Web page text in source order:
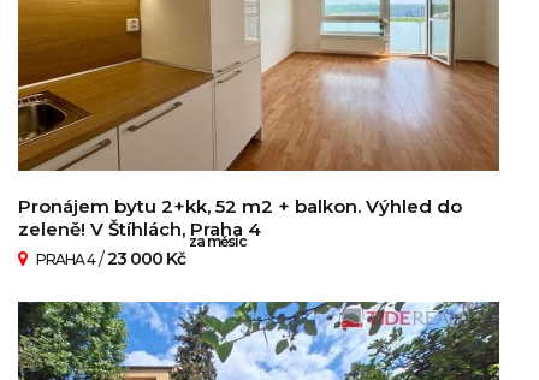
Pronájem bytu 2+kk, 52 m2 + balkon. Výhled do
zeleně! V Štíhlách, Praha 4
PRAHA 4/23 000 Kč
za měsíc